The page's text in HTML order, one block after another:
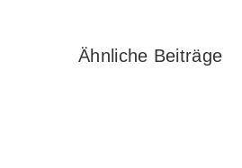
Ähnliche Beiträge